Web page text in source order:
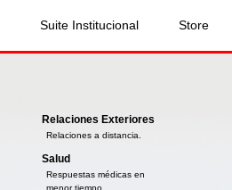
Suite Institucional Store
Relaciones Exteriores
Relaciones a distancia.
Salud
Respuestas médicas en
menor tiempo.